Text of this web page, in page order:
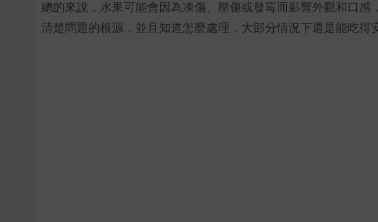
總的來說，水果可能會因為凍傷、壓傷或發霉而影響外觀和口
清楚問題的根源，並且知道怎麼處理，大部分情況下還是能吃得